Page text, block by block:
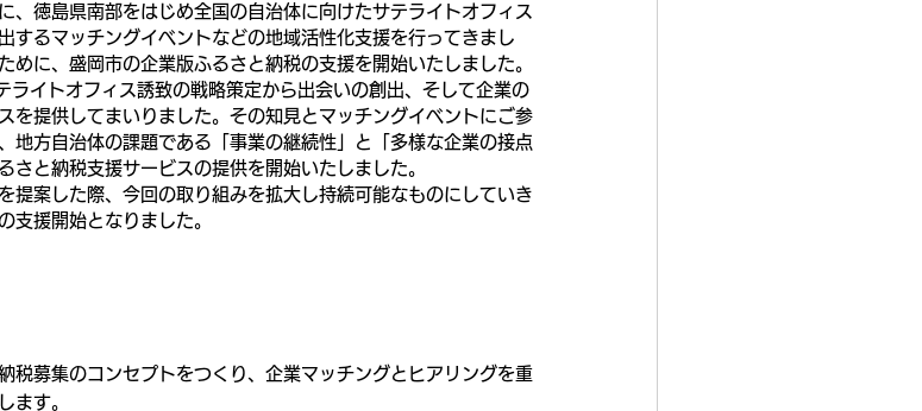
、徳島県南部をはじめ全国の自治体に向けたサテライトオフィス
するマッチングイベントなどの地域活性化支援を行ってきまし
めに、盛岡市の企業版ふるさと納税の支援を開始いたしました。
ライトオフィス誘致の戦略策定から出会いの創出、そして企業の
を提供してまいりました。その知見とマッチングイベントにご参
地方自治体の課題である「事業の継続性」と「多様な企業の接点
さと納税支援サービスの提供を開始いたしました。
提案した際、今回の取り組みを拡大し持続可能なものにしていき
支援開始となりました。
税募集のコンセプトをつくり、企業マッチングとヒアリングを重
ます。